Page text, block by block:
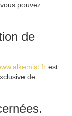
pouvez
de
est
de